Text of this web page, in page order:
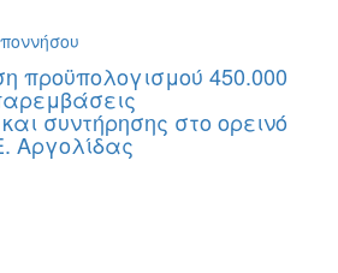
450.000
συντήρησης στο ορεινό
Αργολίδας